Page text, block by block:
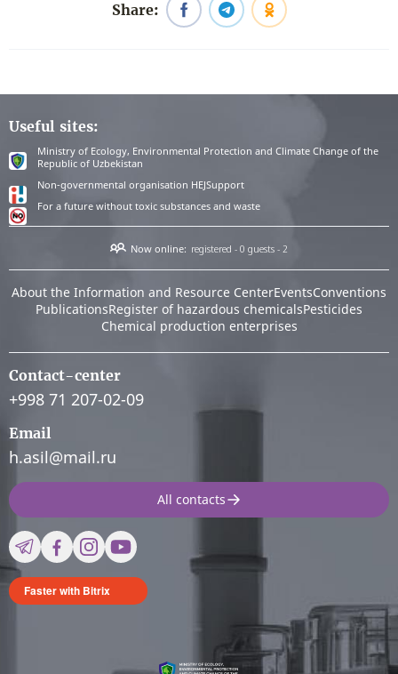
Share:
Useful sites:
Ministry of Ecology, Environmental Protection and Climate Change of the
Republic of Uzbekistan
Non-governmental organisation HEJSupport
For a future without toxic substances and waste
Now online: registered - 0 guests - 2
About the Information and Resource CenterEventsConventions
PublicationsRegister of hazardous chemicalsPesticides
Chemical production enterprises
Contact-center
+998 71 207-02-09
Email
h.asil@mail.ru
All contacts
Faster with Bitrix